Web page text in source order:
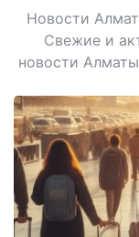
Новости
Свежие и
новости